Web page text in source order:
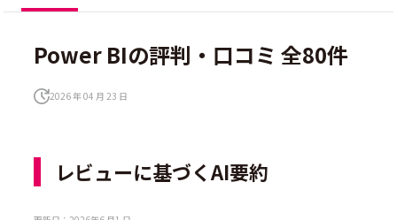
Power BIの評判・口コミ 全80件
2026 年 04 月 23 日
レビューに基づくAI要約